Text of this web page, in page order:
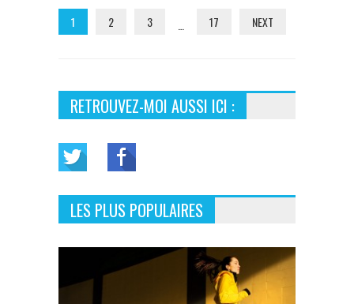
1 2 3 17 NEXT
RETROUVEZ-MOI AUSSI ICI :
LES PLUS POPULAIRES